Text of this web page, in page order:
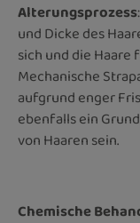
Alterungsprozess
und Dicke des
sich und die Haare
Mechanische
aufgrund enger
ebenfalls ein
von Haaren sein.
Chemische